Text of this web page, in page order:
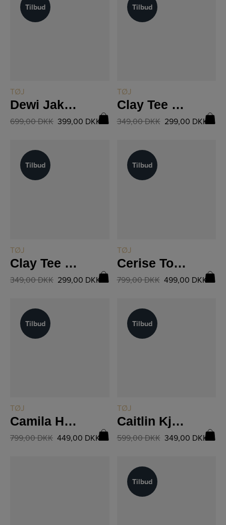
Tilbud
Tilbud
TØJ
Dewi Jakke 8811-35
699,00DKK 399,00 DKK
Tilbud
Tilbud
TØJ
Clay Tee 8762-50
349,00DKK 299,00 DKK
Tilbud
Tilbud
TØJ
Clay Tee 8762-50
349,00DKK 299,00 DKK
Tilbud
Tilbud
TØJ
Cerise Top 8733-46
799,00DKK 499,00 DKK
Tilbud
Tilbud
TØJ
Camila Hør Skjorte 8704-40
799,00DKK 449,00 DKK
Tilbud
Tilbud
TØJ
Caitlin Kjole 06-23
599,00DKK 349,00 DKK
Tilbud
Tilbud